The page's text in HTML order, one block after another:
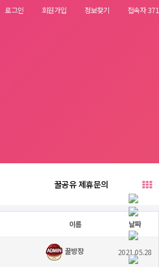
로그인 회원가입 정보찾기 접속자 371
꿀공유 제휴문의
이름 날짜
꿀방장 2021.05.28